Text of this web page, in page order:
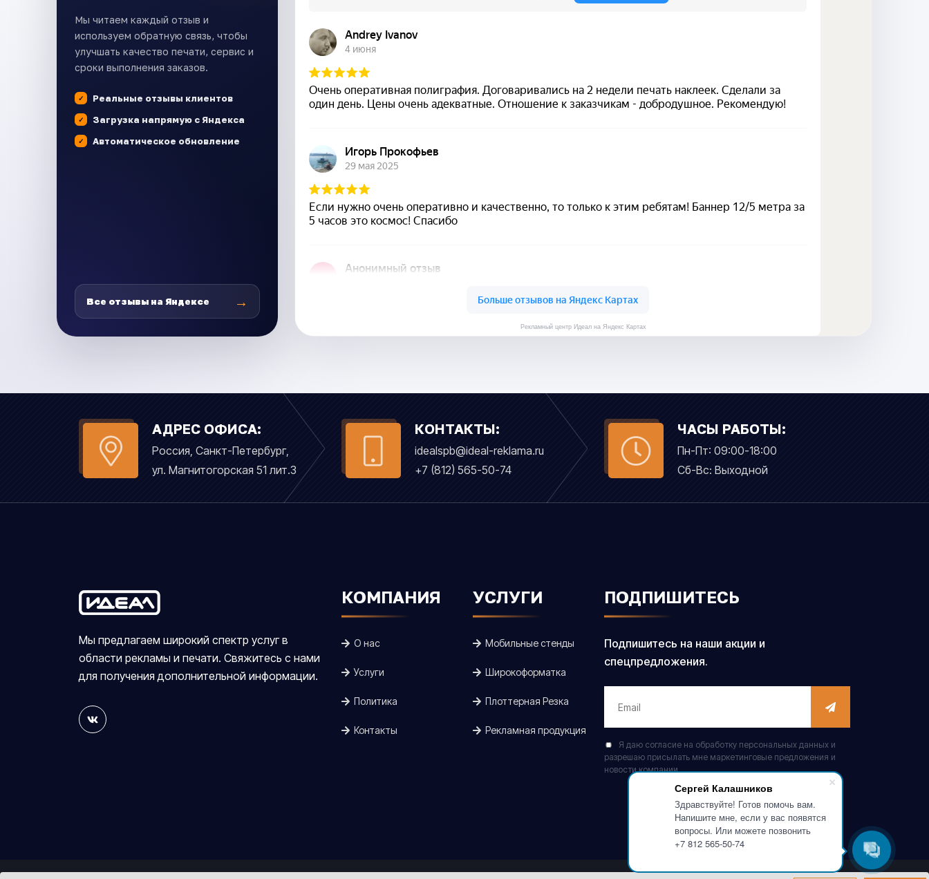
Сергей Калашников
Здравствуйте! Готов помочь вам.
Напишите мне, если у вас появятся
вопросы. Или можете позвонить
+7 812 565-50-74
Мы читаем каждый отзыв и
используем обратную связь, чтобы
улучшать качество печати, сервис и
сроки выполнения заказов.
Реальные отзывы клиентов
Загрузка напрямую с Яндекса
Автоматическое обновление
Все отзывы на Яндексе →
Рекламный центр Идеал на Яндекс Картах
АДРЕС ОФИСА:
Россия, Санкт-Петербург,
ул. Магнитогорская 51 лит.З
КОНТАКТЫ:
idealspb@ideal-reklama.ru
+7 (812) 565-50-74
ЧАСЫ РАБОТЫ:
Пн-Пт: 09:00-18:00
Сб-Вс: Выходной
Мы предлагаем широкий спектр услуг в
области рекламы и печати. Свяжитесь с нами
для получения дополнительной информации.
КОМПАНИЯ
О нас
Услуги
Политика
Контакты
УСЛУГИ
Мобильные стенды
Широкоформатка
Плоттерная Резка
Рекламная продукция
ПОДПИШИТЕСЬ
Подпишитесь на наши акции и
спецпредложения.
Я даю согласие на обработку персональных данных и
разрешаю присылать мне маркетинговые предложения и
новости компании